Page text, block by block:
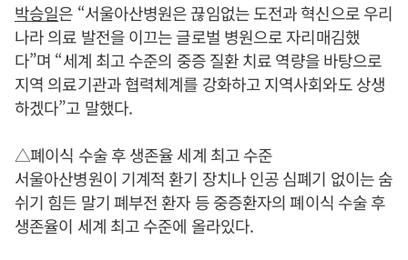
박승일은 “서울아산병원은 끊임없는 도전과 혁신으로 우리
나라 의료 발전을 이끄는 글로벌 병원으로 자리매김했
다”며 “세계 최고 수준의 중증 질환 치료 역량을 바탕으로
지역 의료기관과 협력체계를 강화하고 지역사회와도 상생
하겠다”고 말했다.
△폐이식 수술 후 생존율 세계 최고 수준
서울아산병원이 기계적 환기 장치나 인공 심폐기 없이는 숨
쉬기 힘든 말기 폐부전 환자 등 중증환자의 폐이식 수술 후
생존율이 세계 최고 수준에 올라있다.